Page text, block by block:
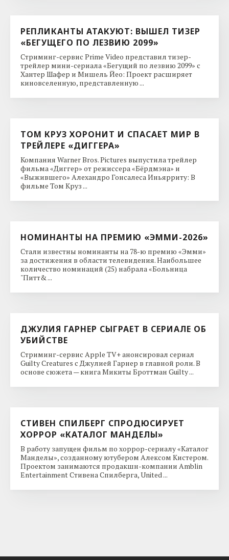
РЕПЛИКАНТЫ АТАКУЮТ: ВЫШЕЛ ТИЗЕР
«БЕГУЩЕГО ПО ЛЕЗВИЮ 2099»
Стриминг-сервис Prime Video представил тизер-
трейлер мини-сериала «Бегущий по лезвию 2099» с
Хантер Шафер и Мишель Йео: Проект расширяет
киновселенную, представленную ...
ТОМ КРУЗ ХОРОНИТ И СПАСАЕТ МИР В
ТРЕЙЛЕРЕ «ДИГГЕРА»
Компания Warner Bros. Pictures выпустила трейлер
фильма «Диггер» от режиссера «Бёрдмэна» и
«Выжившего» Алехандро Гонсалеса Иньярриту: В
фильме Том Круз ...
НОМИНАНТЫ НА ПРЕМИЮ «ЭММИ-2026»
Стали известны номинанты на 78-ю премию «Эмми»
за достижения в области телевидения. Наибольшее
количество номинаций (25) набрала «Больница
"Питт& ...
ДЖУЛИЯ ГАРНЕР СЫГРАЕТ В СЕРИАЛЕ ОБ
УБИЙСТВЕ
Стриминг-сервис Apple TV+ анонсировал сериал
Guilty Creatures с Джулией Гарнер в главной роли. В
основе сюжета — книга Микиты Броттман Guilty ...
СТИВЕН СПИЛБЕРГ СПРОДЮСИРУЕТ
ХОРРОР «КАТАЛОГ МАНДЕЛЫ»
В работу запущен фильм по хоррор-сериалу «Каталог
Манделы», созданному ютубером Алексом Кистером.
Проектом занимаются продакшн-компании Amblin
Entertainment Стивена Спилберга, United ...